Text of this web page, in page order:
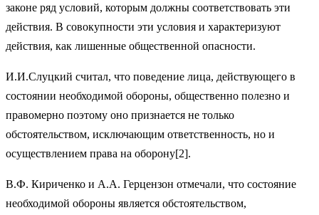
законе ряд условий, которым должны соответствовать эти
действия. В совокупности эти условия и характеризуют
действия, как лишенные общественной опасности.
И.И.Слуцкий считал, что поведение лица, действующего в
состоянии необходимой обороны, общественно полезно и
правомерно поэтому оно признается не только
обстоятельством, исключающим ответственность, но и
осуществлением права на оборону[2].
В.Ф. Кириченко и А.А. Герцензон отмечали, что состояние
необходимой обороны является обстоятельством,